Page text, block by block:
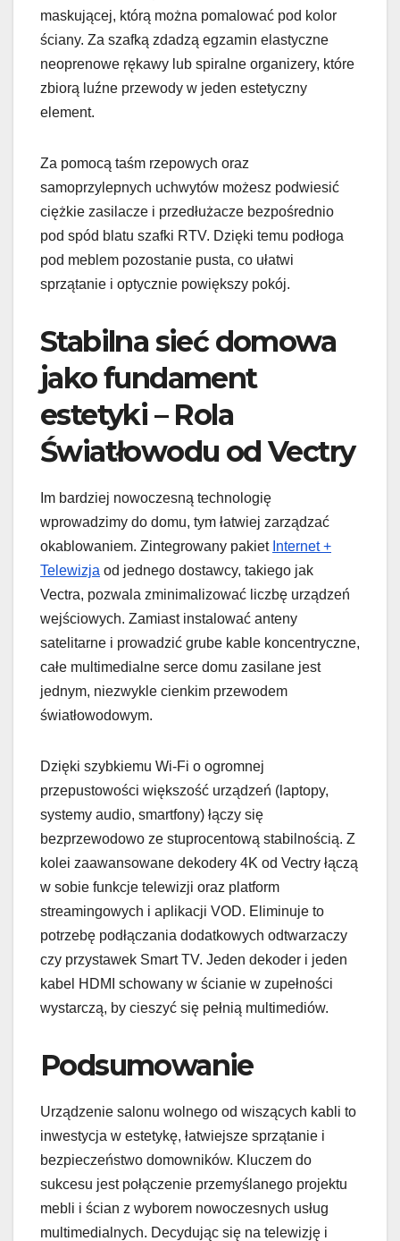
maskującej, którą można pomalować pod kolor
ściany. Za szafką zdadzą egzamin elastyczne
neoprenowe rękawy lub spiralne organizery, które
zbiorą luźne przewody w jeden estetyczny
element.
Za pomocą taśm rzepowych oraz
samoprzylepnych uchwytów możesz podwiesić
ciężkie zasilacze i przedłużacze bezpośrednio
pod spód blatu szafki RTV. Dzięki temu podłoga
pod meblem pozostanie pusta, co ułatwi
sprzątanie i optycznie powiększy pokój.
Stabilna sieć domowa
jako fundament
estetyki – Rola
Światłowodu od Vectry
Im bardziej nowoczesną technologię
wprowadzimy do domu, tym łatwiej zarządzać
okablowaniem. Zintegrowany pakiet Internet +
Telewizja od jednego dostawcy, takiego jak
Vectra, pozwala zminimalizować liczbę urządzeń
wejściowych. Zamiast instalować anteny
satelitarne i prowadzić grube kable koncentryczne,
całe multimedialne serce domu zasilane jest
jednym, niezwykle cienkim przewodem
światłowodowym.
Dzięki szybkiemu Wi-Fi o ogromnej
przepustowości większość urządzeń (laptopy,
systemy audio, smartfony) łączy się
bezprzewodowo ze stuprocentową stabilnością. Z
kolei zaawansowane dekodery 4K od Vectry łączą
w sobie funkcje telewizji oraz platform
streamingowych i aplikacji VOD. Eliminuje to
potrzebę podłączania dodatkowych odtwarzaczy
czy przystawek Smart TV. Jeden dekoder i jeden
kabel HDMI schowany w ścianie w zupełności
wystarczą, by cieszyć się pełnią multimediów.
Podsumowanie
Urządzenie salonu wolnego od wiszących kabli to
inwestycja w estetykę, łatwiejsze sprzątanie i
bezpieczeństwo domowników. Kluczem do
sukcesu jest połączenie przemyślanego projektu
mebli i ścian z wyborem nowoczesnych usług
multimedialnych. Decydując się na telewizję i